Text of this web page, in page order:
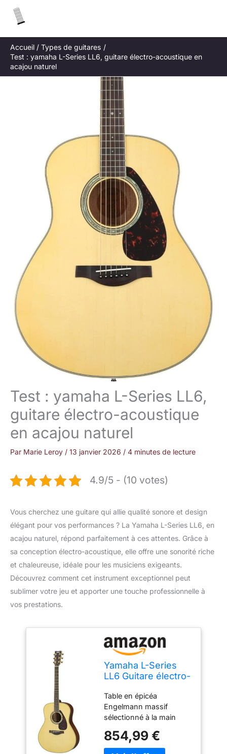
Accueil
Types de guitares
Test : yamaha L-Series LL6, guitare électro-acoustique en
acajou naturel
Test : yamaha L-Series LL6,
guitare électro-acoustique
en acajou naturel
Par Marie Leroy / 13 janvier 2026 / 4 minutes de lecture
4.9/5 - (10 votes)
Vous cherchez une guitare qui allie qualité sonore et design
élégant pour vos performances ? La Yamaha L-Series LL6, en
acajou naturel, répond parfaitement à ces attentes. Grâce à
sa conception électro-acoustique, elle offre une sonorité riche
et chaleureuse, idéale pour les musiciens exigeants.
Découvrez comment cet instrument exceptionnel peut
sublimer votre jeu et apporter une touche professionnelle à
vos prestations.
Yamaha L-Series
LL6 Guitare électro-
acajou naturel
Table en épicéa
Engelmann massif
sélectionné à la main
A.R.E. (amélioration de la
résonance acoustique)
854,99 €
h
e
r